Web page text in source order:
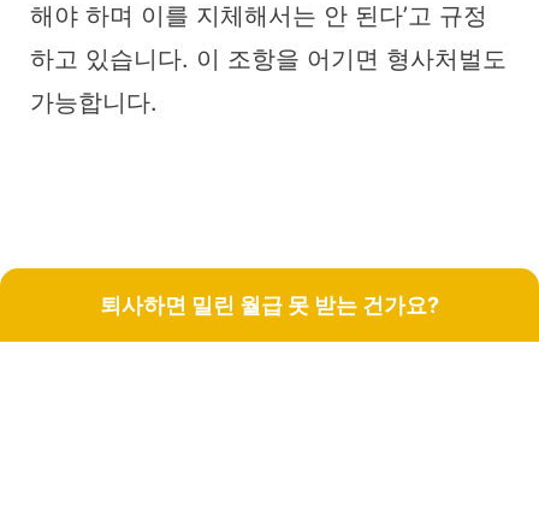
해야 하며 이를 지체해서는 안 된다’고 규정
하고 있습니다. 이 조항을 어기면 형사처벌도
가능합니다.
퇴사하면 밀린 월급 못 받는 건가요?